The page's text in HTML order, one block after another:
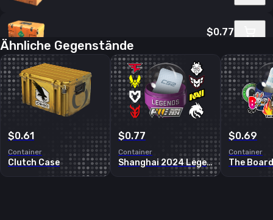
$0.77
$0.77
Ähnliche Gegenstände
$0.61
Container
Clutch Case
$0.77
Container
Shanghai 2024 Legends Sticker Capsule
$0.69
Container